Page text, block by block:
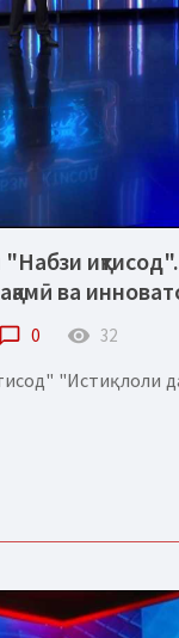
ва
chat_bubble_outline 0 remove_red_eye 32
"Истиқлоли